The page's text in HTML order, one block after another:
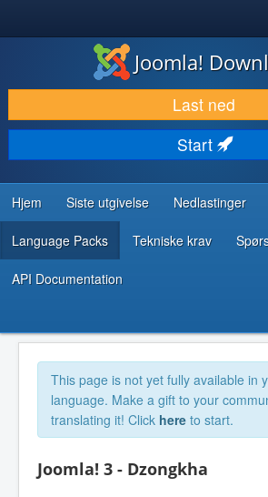
LAST NED & UTVID
OPPDAG & LÆR
SAMFUNN & BRUKERSTØTTE
UTVIKLINGSRESSURSER
Joomla!
Last ned
Start
Hjem Siste utgivelse Nedlastinger
Language Packs Tekniske krav
API Documentation
This page is not yet fully available in
language. Make a gift to your
translating it! Click here to start.
Joomla! 3 - Dzongkha